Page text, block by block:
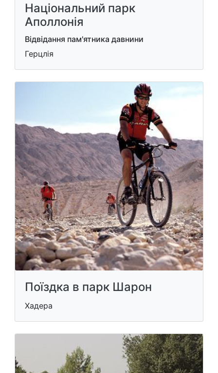
Національний парк
Аполлонія
Відвідання пам'ятника давнини
Герцлія
Поїздка в парк Шарон
Хадера